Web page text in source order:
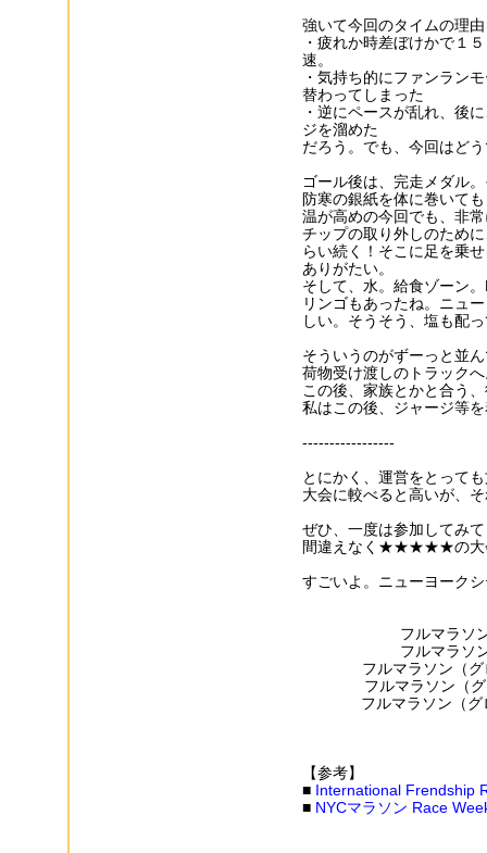
強いて今回のタイムの理
・疲れか時差ぼけかで１
速。
・気持ち的にファンラン
替わってしまった
・逆にペースが乱れ、後
ジを溜めた
だろう。でも、今回はど
ゴール後は、完走メダル
防寒の銀紙を体に巻いて
温が高めの今回でも、非
チップの取り外しのため
らい続く！そこに足を乗
ありがたい。
そして、水。給食ゾーン
リンゴもあったね。ニュ
しい。そうそう、塩も配
そういうのがずーっと並
荷物受け渡しのトラック
この後、家族とかと合う
私はこの後、ジャージ等
-----------------
とにかく、運営をとって
大会に較べると高いが、
ぜひ、一度は参加してみ
間違えなく★★★★★の大
すごいよ。ニューヨーク
フルマラソ
フルマラソ
フルマラソン（
フルマラソン（
フルマラソン（
【参考】
■ International Frendship
■ NYCマラソン Race